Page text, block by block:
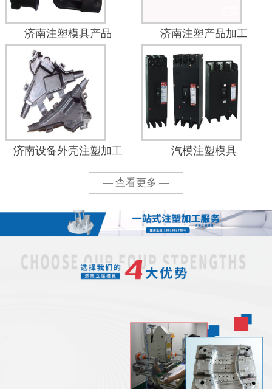
济南注塑模具产品 济南注塑产品加工
济南设备外壳注塑加工 汽模注塑模具
— 查看更多 —